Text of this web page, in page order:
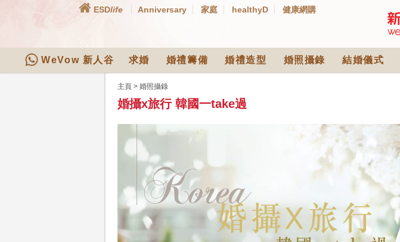
ESDlife Anniversary 家庭 healthyD 健康網購
WeVow 新人谷 求婚 婚禮籌備 婚禮造型 婚照攝錄 結婚儀式
主頁 > 婚照攝錄
婚攝x旅行 韓國一take過